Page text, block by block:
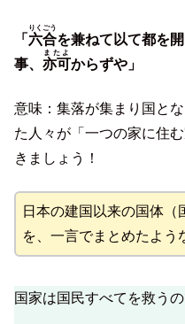
「 六合
りくごう
を兼ねて以て都を開
事、 亦可
またよ
からずや」
意味：集落が集まり国と
た人々が「一つの家に住
きましょう！
日本の建国以来の国体（
を、一言でまとめたよう
国家は国民すべてを救うの